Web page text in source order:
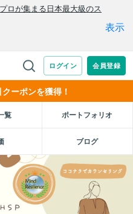
ーポンを獲得！
覧 ポートフォリオ
ブログ